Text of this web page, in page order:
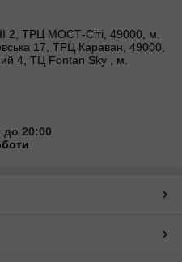
2, ТРЦ МОСТ-Сіті, 49000, м.
17, ТРЦ Караван, 49000,
4, ТЦ Fontan Sky , м.
до 20:00